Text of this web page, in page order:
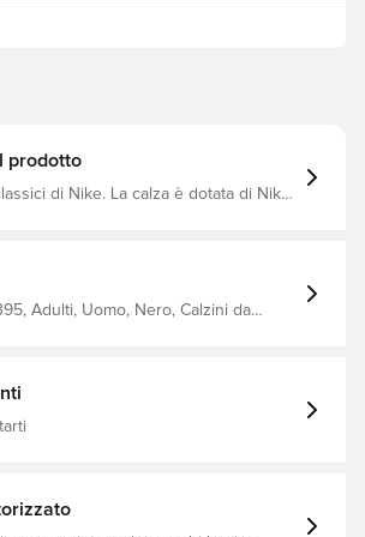
prodotto
La calza è dotata di Nike
Adulti, Uomo, Nero, Calzini da